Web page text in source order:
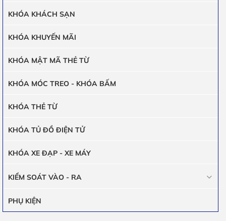
KHÓA KHÁCH SẠN
KHÓA KHUYẾN MÃI
KHÓA MẬT MÃ THẺ TỪ
KHÓA MÓC TREO - KHÓA BẤM
KHÓA THẺ TỪ
KHÓA TỦ ĐỒ ĐIỆN TỬ
KHÓA XE ĐẠP - XE MÁY
KIỂM SOÁT VÀO - RA
PHỤ KIỆN